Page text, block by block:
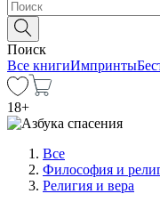
Поиск
Все книгиИмпринты
18+
Все
Философия и
Религия и вера